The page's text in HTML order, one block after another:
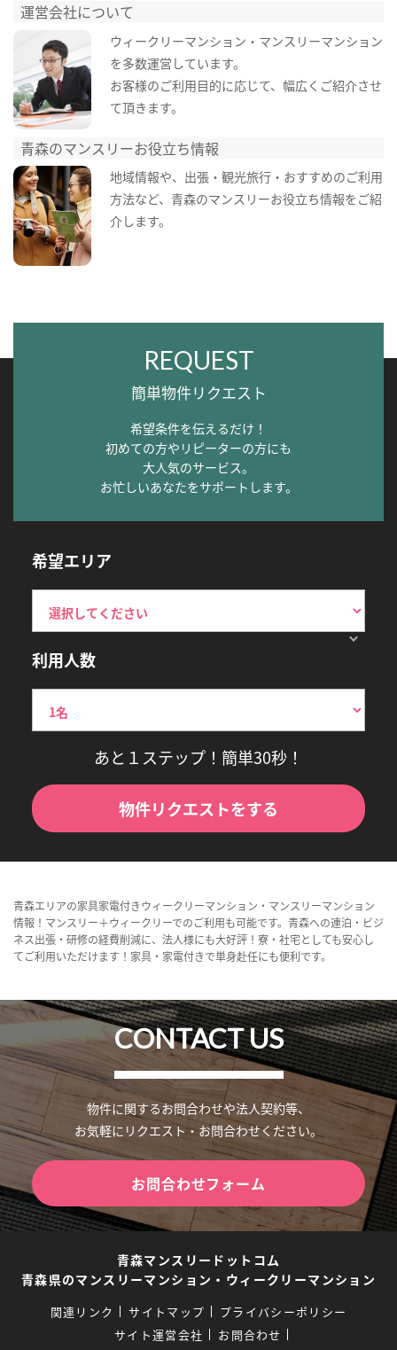
運営会社について
ウィークリーマンション・マンスリーマンション
を多数運営しています。
お客様のご利用目的に応じて、幅広くご紹介させ
て頂きます。
青森のマンスリーお役立ち情報
地域情報や、出張・観光旅行・おすすめのご利用
方法など、青森のマンスリーお役立ち情報をご紹
介します。
REQUEST
簡単物件リクエスト
希望条件を伝えるだけ！
初めての方やリピーターの方にも
大人気のサービス。
お忙しいあなたをサポートします。
希望エリア
利用人数
あと１ステップ！簡単30秒！
物件リクエストをする
青森エリアの家具家電付きウィークリーマンション・マンスリーマンション
情報！マンスリー＋ウィークリーでのご利用も可能です。青森への連泊・ビジ
ネス出張・研修の経費削減に、法人様にも大好評！寮・社宅としても安心し
てご利用いただけます！家具・家電付きで単身赴任にも便利です。
CONTACT US
物件に関するお問合わせや法人契約等、
お気軽にリクエスト・お問合わせください。
お問合わせフォーム
青森マンスリードットコム
青森県のマンスリーマンション・ウィークリーマンション
関連リンク サイトマップ
プライバシーポリシー
サイト運営会社
お問合わせ